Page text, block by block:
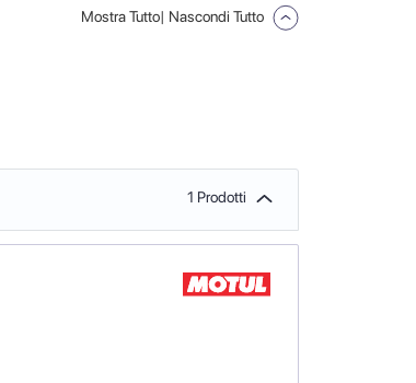
Mostra Tutto| Nascondi Tutto
1 Prodotti